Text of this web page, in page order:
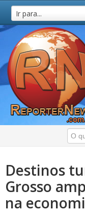
Ir para...
Destinos
Grosso
na